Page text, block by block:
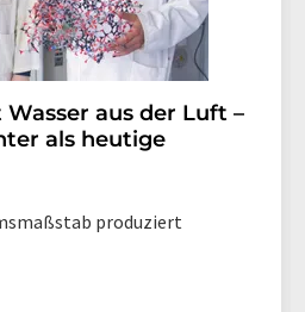
aus der Luft –
als heutige
produziert